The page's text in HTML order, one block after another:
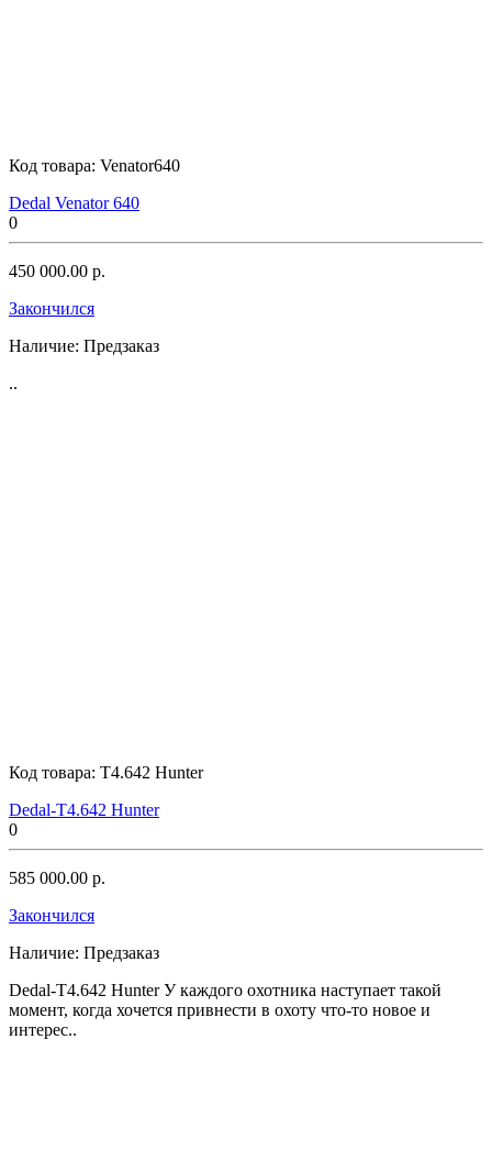
Код товара: Venator640
Dedal Venator 640
0
450 000.00 р.
Закончился
Наличие: Предзаказ
..
Код товара: T4.642 Hunter
Dedal-T4.642 Hunter
0
585 000.00 р.
Закончился
Наличие: Предзаказ
Dedal-T4.642 Hunter У каждого охотника наступает такой
момент, когда хочется привнести в охоту что-то новое и
интерес..